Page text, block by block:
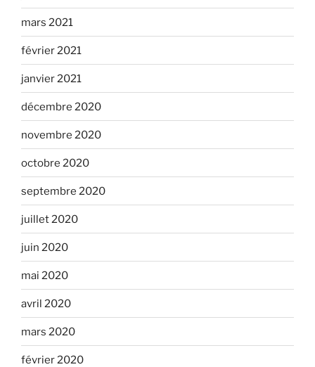
mars 2021
février 2021
janvier 2021
décembre 2020
novembre 2020
octobre 2020
septembre 2020
juillet 2020
juin 2020
mai 2020
avril 2020
mars 2020
février 2020